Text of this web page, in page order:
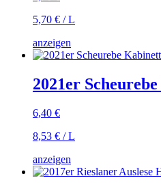
5,70 € /L
anzeigen
2021er
6,40 €
8,53 € /L
anzeigen